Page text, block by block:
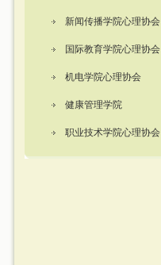
新闻传播学院心理协会
国际教育学院心理协会
机电学院心理协会
健康管理学院
职业技术学院心理协会